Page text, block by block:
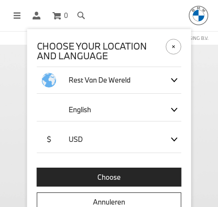
0
DEZE WEBSHOP WORDT BEHEERD DOOR STICHD SPORTMERCHANDISING B.V.
CHOOSE YOUR LOCATION
AND LANGUAGE
Rest Van De Wereld
English
$ USD
Choose
Annuleren